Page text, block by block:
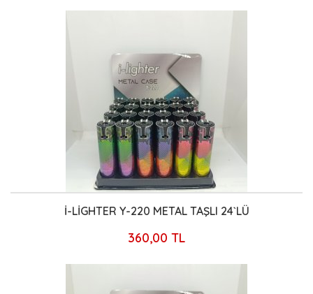
İ-LİGHTER Y-220 METAL TAŞLI 24`LÜ
360,00 TL